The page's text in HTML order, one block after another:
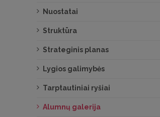
Nuostatai
Struktūra
Strateginis planas
Lygios galimybės
Tarptautiniai ryšiai
Alumnų galerija